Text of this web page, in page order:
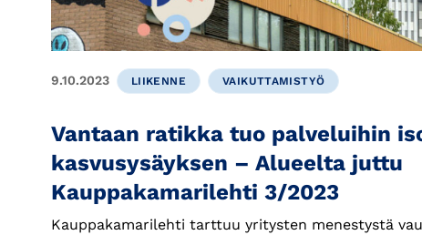
9.10.2023 LIIKENNE VAIKUTTAMISTYÖ
Vantaan ratikka tuo palveluihin
kasvusysäyksen – Alueelta juttu
Kauppakamarilehti 3/2023
Kauppakamarilehti tarttuu yritysten menestystä